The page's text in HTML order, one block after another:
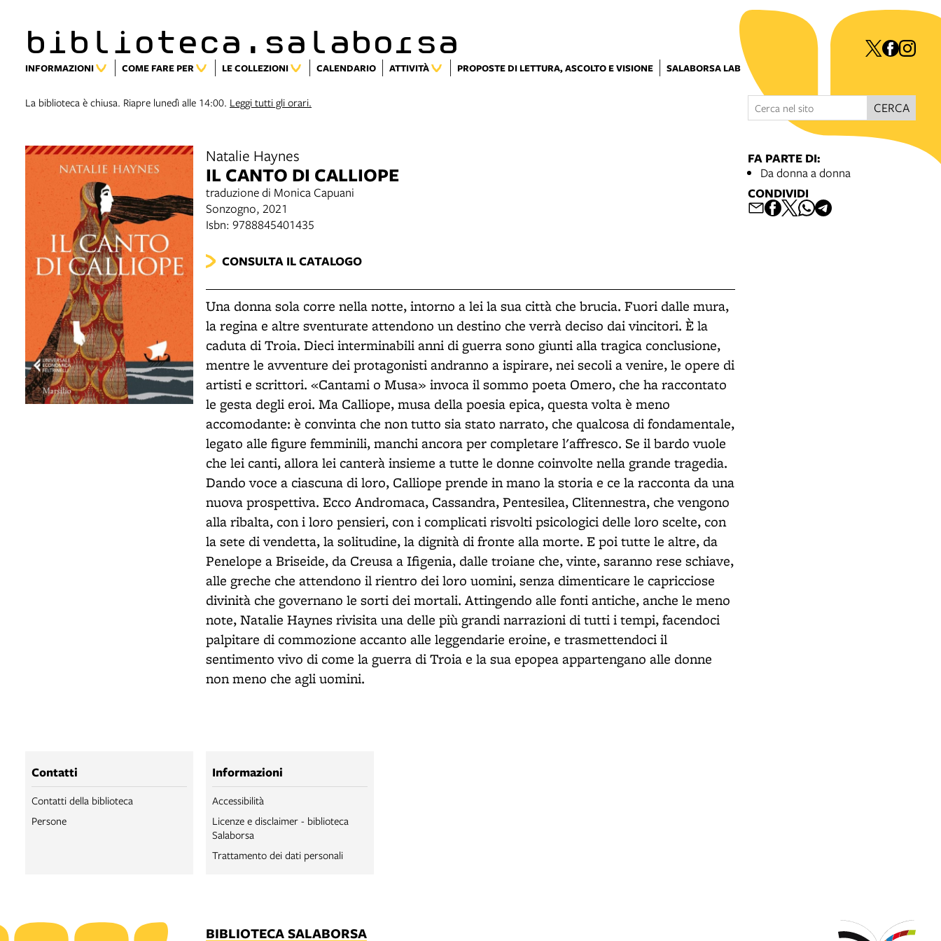
biblioteca.salaborsa
INFORMAZIONI COME FARE PER LE COLLEZIONI CALENDARIO ATTIVITÀ PROPOSTE DI LETTURA, ASCOLTO E VISIONE SALABORSA LAB
La biblioteca è chiusa. Riapre lunedì alle 14:00. Leggi tutti gli orari. CERCA
Natalie Haynes
IL CANTO DI CALLIOPE
traduzione di Monica Capuani
Sonzogno, 2021
Isbn: 9788845401435
CONSULTA IL CATALOGO
Una donna sola corre nella notte, intorno a lei la sua città che brucia. Fuori dalle mura,
la regina e altre sventurate attendono un destino che verrà deciso dai vincitori. È la
caduta di Troia. Dieci interminabili anni di guerra sono giunti alla tragica conclusione,
mentre le avventure dei protagonisti andranno a ispirare, nei secoli a venire, le opere di
artisti e scrittori. «Cantami o Musa» invoca il sommo poeta Omero, che ha raccontato
le gesta degli eroi. Ma Calliope, musa della poesia epica, questa volta è meno
accomodante: è convinta che non tutto sia stato narrato, che qualcosa di fondamentale,
legato alle figure femminili, manchi ancora per completare l'affresco. Se il bardo vuole
che lei canti, allora lei canterà insieme a tutte le donne coinvolte nella grande tragedia.
Dando voce a ciascuna di loro, Calliope prende in mano la storia e ce la racconta da una
nuova prospettiva. Ecco Andromaca, Cassandra, Pentesilea, Clitennestra, che vengono
alla ribalta, con i loro pensieri, con i complicati risvolti psicologici delle loro scelte, con
la sete di vendetta, la solitudine, la dignità di fronte alla morte. E poi tutte le altre, da
Penelope a Briseide, da Creusa a Ifigenia, dalle troiane che, vinte, saranno rese schiave,
alle greche che attendono il rientro dei loro uomini, senza dimenticare le capricciose
divinità che governano le sorti dei mortali. Attingendo alle fonti antiche, anche le meno
note, Natalie Haynes rivisita una delle più grandi narrazioni di tutti i tempi, facendoci
palpitare di commozione accanto alle leggendarie eroine, e trasmettendoci il
sentimento vivo di come la guerra di Troia e la sua epopea appartengano alle donne
non meno che agli uomini.
FA PARTE DI:
Da donna a donna
CONDIVIDI
Contatti
Contatti della biblioteca
Persone
Informazioni
Accessibilità
Licenze e disclaimer - biblioteca
Salaborsa
Trattamento dei dati personali
BIBLIOTECA SALABORSA